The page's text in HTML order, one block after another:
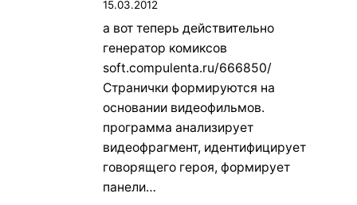
15.03.2012
а вот теперь действительно
генератор комиксов
soft.compulenta.ru/666850/
Странички формируются на
основании видеофильмов.
программа анализирует
видеофрагмент, идентифицирует
говорящего героя, формирует
панели…